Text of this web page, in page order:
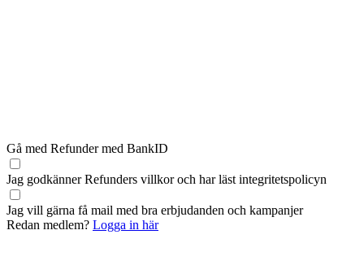
Gå med Refunder med BankID
Jag godkänner Refunders villkoroch har läst integritetspolicyn
Jag vill gärna få mail med bra erbjudanden och kampanjer
Redan medlem? Logga in här